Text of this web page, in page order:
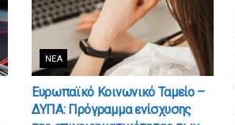
ΝΈΑ
Ευρωπαϊκό Κοινωνικό Ταμείο –
ΔΥΠΑ: Πρόγραμμα ενίσχυσης